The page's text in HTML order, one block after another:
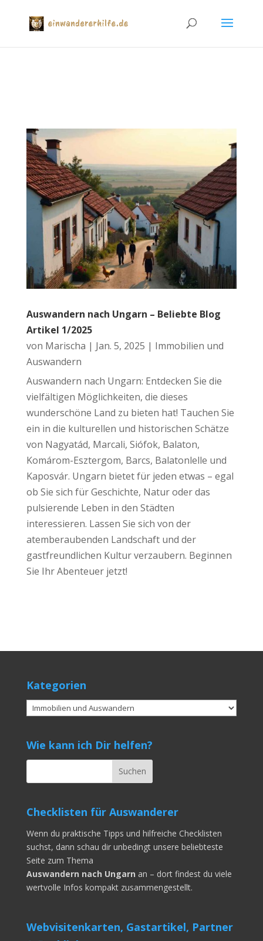
Auswandern nach Ungarn – Beliebte Blog
Artikel 1/2025
von Marischa | Jan. 5, 2025 | Immobilien und
Auswandern
Auswandern nach Ungarn: Entdecken Sie die
vielfältigen Möglichkeiten, die dieses
wunderschöne Land zu bieten hat! Tauchen Sie
ein in die kulturellen und historischen Schätze
von Nagyatád, Marcali, Siófok, Balaton,
Komárom-Esztergom, Barcs, Balatonlelle und
Kaposvár. Ungarn bietet für jeden etwas – egal
ob Sie sich für Geschichte, Natur oder das
pulsierende Leben in den Städten
interessieren. Lassen Sie sich von der
atemberaubenden Landschaft und der
gastfreundlichen Kultur verzaubern. Beginnen
Sie Ihr Abenteuer jetzt!
Kategorien
Kategorien
Wie kann ich Dir helfen?
Checklisten für Auswanderer
Wenn du praktische Tipps und hilfreiche Checklisten
suchst, dann schau dir unbedingt unsere beliebteste
Seite zum Thema
Auswandern nach Ungarn an – dort findest du viele
wertvolle Infos kompakt zusammengestellt.
Webvisitenkarten, Gastartikel, Partner